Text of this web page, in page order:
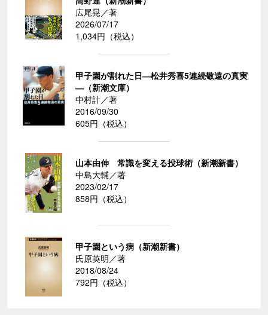
広尾晃／著
2026/07/17
1,034円（税込）
甲子園が割れた日―松井秀喜5連続敬遠の真実
―（新潮文庫）
中村計／著
2016/09/30
605円（税込）
山本由伸 常識を変える投球術（新潮新書）
中島大輔／著
2023/02/17
858円（税込）
甲子園という病（新潮新書）
氏原英明／著
2018/08/24
792円（税込）